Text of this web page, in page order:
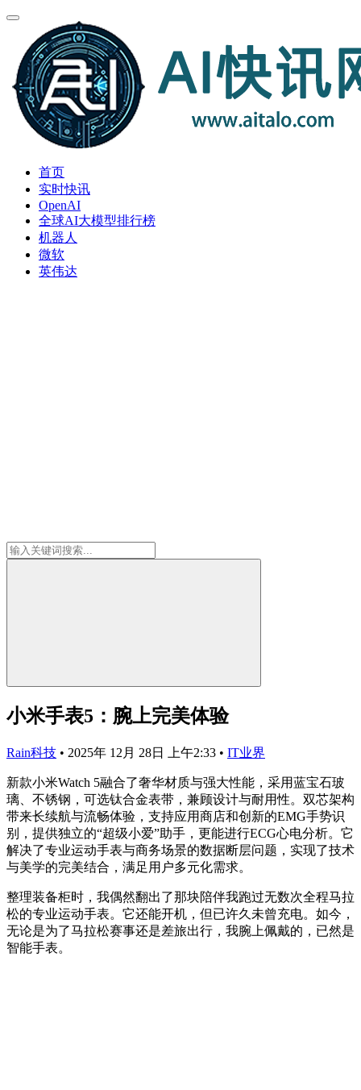
首页
实时快讯
OpenAI
全球AI大模型排行榜
机器人
微软
英伟达
小米手表5：腕上完美体验
Rain科技 • 2025年 12月 28日 上午2:33 • IT业界
新款小米Watch 5融合了奢华材质与强大性能，采用蓝宝石玻
璃、不锈钢，可选钛合金表带，兼顾设计与耐用性。双芯架构
带来长续航与流畅体验，支持应用商店和创新的EMG手势识
别，提供独立的“超级小爱”助手，更能进行ECG心电分析。它
解决了专业运动手表与商务场景的数据断层问题，实现了技术
与美学的完美结合，满足用户多元化需求。
整理装备柜时，我偶然翻出了那块陪伴我跑过无数次全程马拉
松的专业运动手表。它还能开机，但已许久未曾充电。如今，
无论是为了马拉松赛事还是差旅出行，我腕上佩戴的，已然是
智能手表。